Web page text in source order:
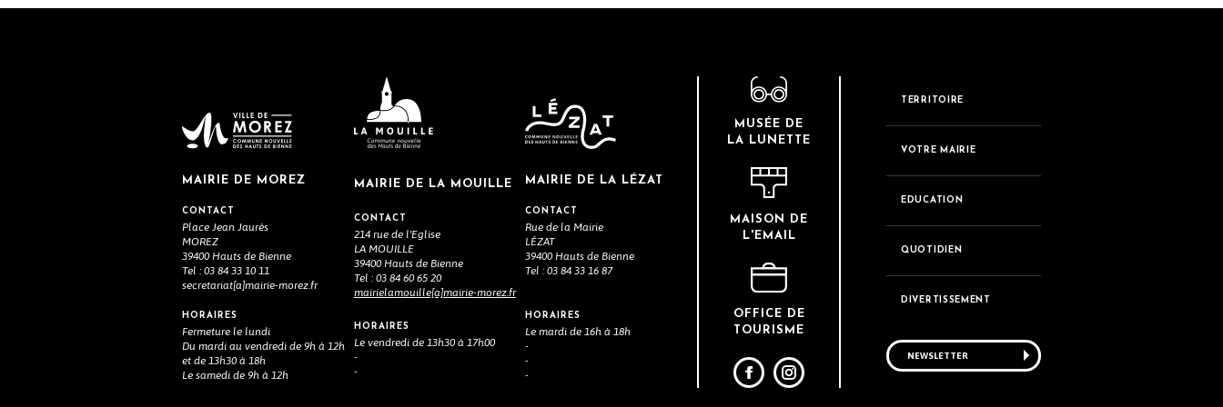
MAIRIE DE MOREZ
CONTACT
Place Jean Jaurès
MOREZ
39400 Hauts de Bienne
Tel : 03 84 33 10 11
secretariat[a]mairie-morez.fr
HORAIRES
Fermeture le lundi
Du mardi au vendredi de 9h à 12h
et de 13h30 à 18h
Le samedi de 9h à 12h
MAIRIE DE LA MOUILLE
CONTACT
214 rue de l'Eglise
LA MOUILLE
39400 Hauts de Bienne
Tel : 03 84 60 65 20
mairielamouille[a]mairie-morez.fr
HORAIRES
Le vendredi de 13h30 à 17h00
-
-
MAIRIE DE LA LÉZAT
CONTACT
Rue de la Mairie
LÉZAT
39400 Hauts de Bienne
Tel : 03 84 33 16 87
HORAIRES
Le mardi de 16h à 18h
-
-
-
MUSÉE DE
LA LUNETTE
MAISON DE
L'EMAIL
OFFICE DE
TOURISME
TERRITOIRE
VOTRE MAIRIE
EDUCATION
QUOTIDIEN
DIVERTISSEMENT
NEWSLETTER